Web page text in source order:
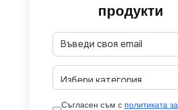
продукти
Съгласен съм с политиката за